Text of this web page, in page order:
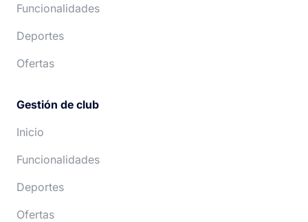
Funcionalidades
Deportes
Ofertas
Gestión de club
Inicio
Funcionalidades
Deportes
Ofertas